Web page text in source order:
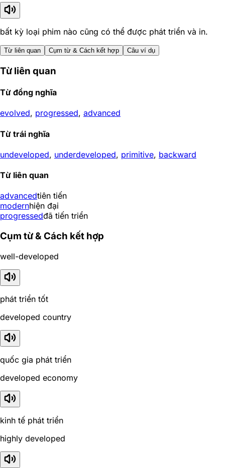
bất kỳ loại phim nào cũng có thể được phát triển và in.
Từ liên quan Cụm từ & Cách kết hợp Câu ví dụ
Từ liên quan
Từ đồng nghĩa
evolved, progressed, advanced
Từ trái nghĩa
undeveloped, underdeveloped, primitive, backward
Từ liên quan
advancedtiên tiến
modernhiện đại
progressedđã tiến triển
Cụm từ & Cách kết hợp
well-developed
phát triển tốt
developed country
quốc gia phát triển
developed economy
kinh tế phát triển
highly developed